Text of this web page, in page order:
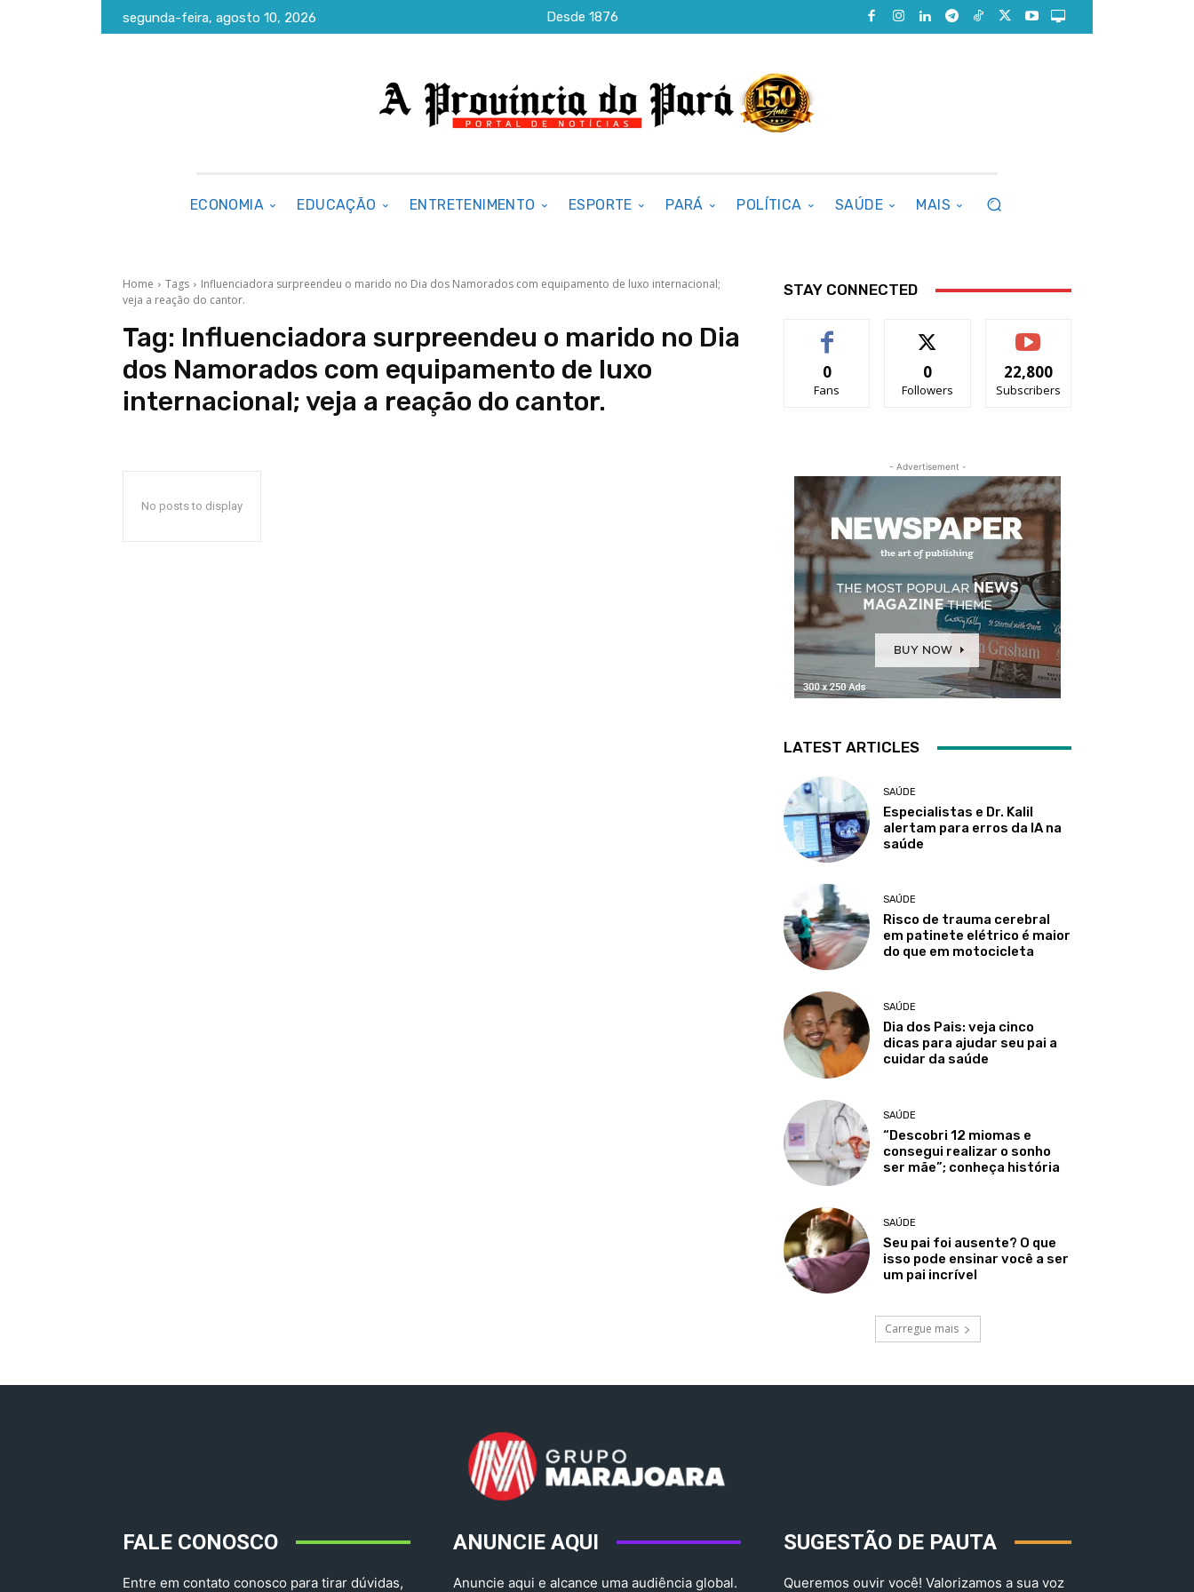
segunda-feira, agosto 10, 2026 Desde 1876
ECONOMIA EDUCAÇÃO ENTRETENIMENTO ESPORTE PARÁ POLÍTICA SAÚDE MAIS
Home Tags
Influenciadora surpreendeu o marido no Dia dos Namorados com equipamento de luxo internacional;
veja a reação do cantor.
Tag: Influenciadora surpreendeu o marido no Dia
dos Namorados com equipamento de luxo
internacional; veja a reação do cantor.
No posts to display
STAY CONNECTED
0
Fans
0
Followers
22,800
Subscribers
- Advertisement -
LATEST ARTICLES
SAÚDE
Especialistas e Dr. Kalil
alertam para erros da IA na
saúde
SAÚDE
Risco de trauma cerebral
em patinete elétrico é maior
do que em motocicleta
SAÚDE
Dia dos Pais: veja cinco
dicas para ajudar seu pai a
cuidar da saúde
SAÚDE
“Descobri 12 miomas e
consegui realizar o sonho
ser mãe”; conheça história
SAÚDE
Seu pai foi ausente? O que
isso pode ensinar você a ser
um pai incrível
Carregue mais
FALE CONOSCO
Entre em contato conosco para tirar dúvidas,
ANUNCIE AQUI
Anuncie aqui e alcance uma audiência global.
SUGESTÃO DE PAUTA
Queremos ouvir você! Valorizamos a sua voz